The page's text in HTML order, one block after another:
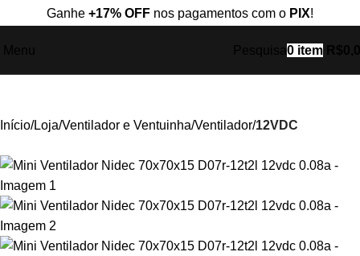
Ganhe +17% OFF nos pagamentos com o PIX!
0 item
Início Loja Ventilador e Ventuinha Ventilador 12VDC